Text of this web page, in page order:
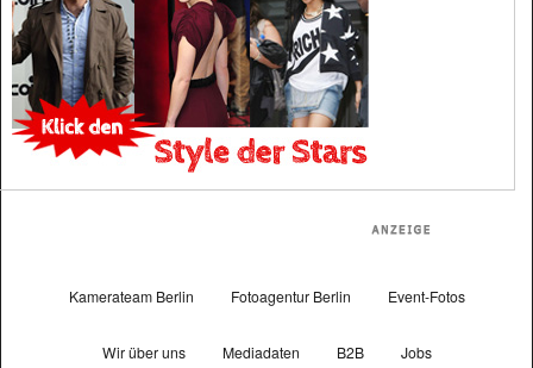
Kamerateam Berlin Fotoagentur Berlin Event-Fotos
Wir über uns Mediadaten B2B Jobs